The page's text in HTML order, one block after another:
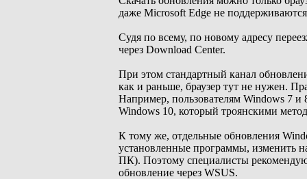
даже Microsoft Edge не
Судя по всему, по новому адресу
через Download Center.
При этом стандартный канал
как и раньше, браузер тут не нужен.
Например, пользователям Windows 7 и
Windows 10, который троянскими
К тому же, отдельные обновления
установленные программы, изменить
ПК). Поэтому специалисты
обновление через WSUS.